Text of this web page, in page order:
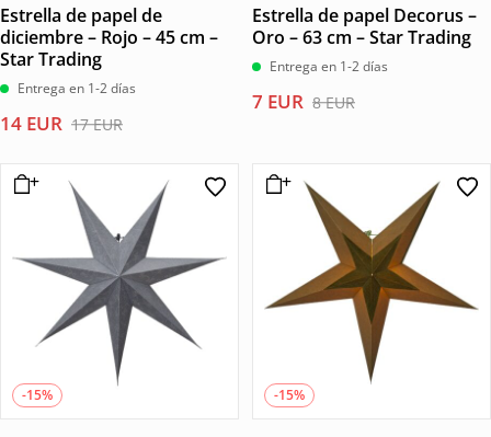
Estrella de papel de
diciembre – Rojo – 45 cm –
Star Trading
Entrega en 1-2 días
17EUR
El
original
era:
14 EUR
El
actual
es:
Estrella de papel Decorus –
Oro – 63 cm – Star Trading
Entrega en 1-2 días
8EUR
El
era:
8 EUR.
7 EUR
El
es:
7 EUR.
-15% -15%